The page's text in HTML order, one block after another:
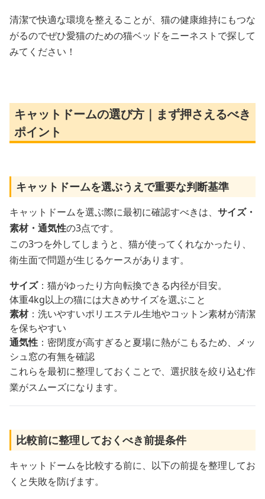
清潔で快適な環境を整えることが、猫の健康維持にもつな
がるのでぜひ愛猫のための猫ベッドをニーネストで探して
みてください！
キャットドームの選び方｜まず押さえるべき
ポイント
キャットドームを選ぶうえで重要な判断基準
キャットドームを選ぶ際に最初に確認すべきは、 サイズ・
素材・通気性の3点です。
この3つを外してしまうと、猫が使ってくれなかったり、
衛生面で問題が生じるケースがあります。
サイズ：猫がゆったり方向転換できる内径が目安。
体重4kg以上の猫には大きめサイズを選ぶこと
素材：洗いやすいポリエステル生地やコットン素材が清潔
を保ちやすい
通気性 ：密閉度が高すぎると夏場に熱がこもるため、メッ
シュ窓の有無を確認
これらを最初に整理しておくことで、選択肢を絞り込む作
業がスムーズになります。
比較前に整理しておくべき前提条件
キャットドームを比較する前に、以下の前提を整理してお
くと失敗を防げます。